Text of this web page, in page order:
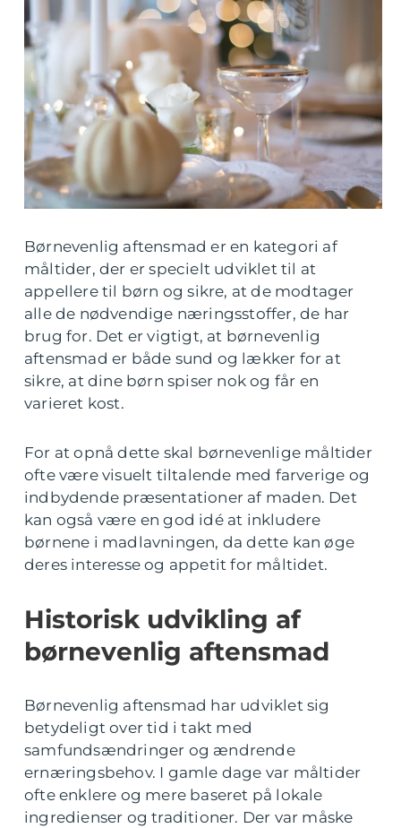
Børnevenlig aftensmad er en kategori af
måltider, der er specielt udviklet til at
appellere til børn og sikre, at de modtager
alle de nødvendige næringsstoffer, de har
brug for. Det er vigtigt, at børnevenlig
aftensmad er både sund og lækker for at
sikre, at dine børn spiser nok og får en
varieret kost.
For at opnå dette skal børnevenlige måltider
ofte være visuelt tiltalende med farverige og
indbydende præsentationer af maden. Det
kan også være en god idé at inkludere
børnene i madlavningen, da dette kan øge
deres interesse og appetit for måltidet.
Historisk udvikling af
børnevenlig aftensmad
Børnevenlig aftensmad har udviklet sig
betydeligt over tid i takt med
samfundsændringer og ændrende
ernæringsbehov. I gamle dage var måltider
ofte enklere og mere baseret på lokale
ingredienser og traditioner. Der var måske